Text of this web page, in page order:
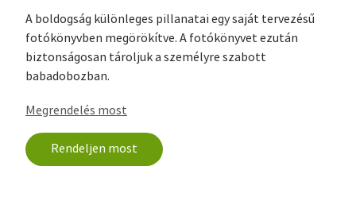
A boldogság különleges pillanatai egy saját tervezésű
fotókönyvben megörökítve. A fotókönyvet ezután
biztonságosan tároljuk a személyre szabott
babadobozban.
Megrendelés most
Rendeljen most